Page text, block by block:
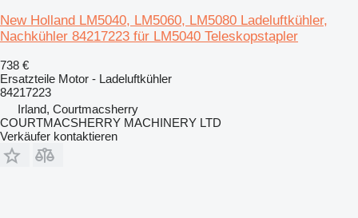
New Holland LM5040, LM5060, LM5080 Ladeluftkühler,
Nachkühler 84217223 für LM5040 Teleskopstapler
738 €
Ersatzteile Motor - Ladeluftkühler
84217223
Irland, Courtmacsherry
COURTMACSHERRY MACHINERY LTD
Verkäufer kontaktieren